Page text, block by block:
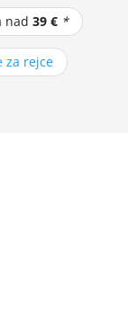
nad39 € *
za rejce